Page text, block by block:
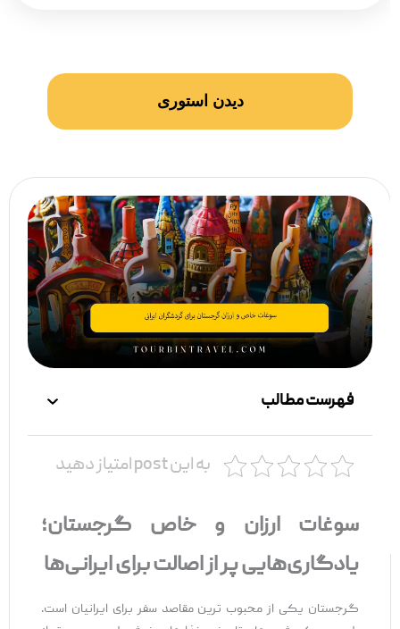
دیدن استوری
فهرست مطالب
به این post امتیاز دهید
سوغات ارزان و خاص گرجستان؛
یادگاری‌هایی پر از اصالت برای ایرانی‌ها
گرجستان یکی از محبوب ‌ترین مقاصد سفر برای ایرانیان است.